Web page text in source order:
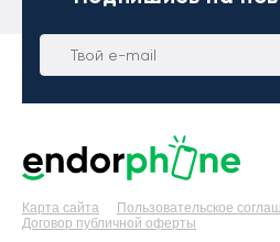
Карта сайта
Пользовательское
Договор публичной оферты